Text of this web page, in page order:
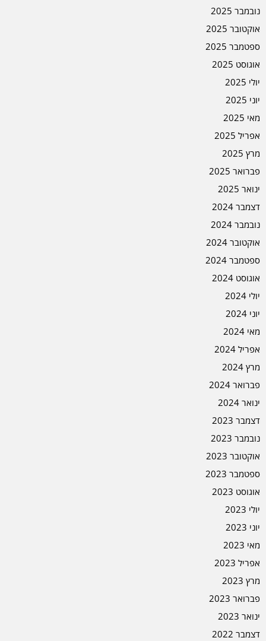
נובמבר 2025
אוקטובר 2025
ספטמבר 2025
אוגוסט 2025
יולי 2025
יוני 2025
מאי 2025
אפריל 2025
מרץ 2025
פברואר 2025
ינואר 2025
דצמבר 2024
נובמבר 2024
אוקטובר 2024
ספטמבר 2024
אוגוסט 2024
יולי 2024
יוני 2024
מאי 2024
אפריל 2024
מרץ 2024
פברואר 2024
ינואר 2024
דצמבר 2023
נובמבר 2023
אוקטובר 2023
ספטמבר 2023
אוגוסט 2023
יולי 2023
יוני 2023
מאי 2023
אפריל 2023
מרץ 2023
פברואר 2023
ינואר 2023
דצמבר 2022